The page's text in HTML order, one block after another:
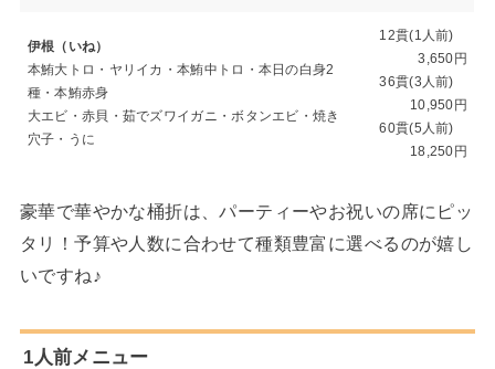
伊根（いね）
本鮪大トロ・ヤリイカ・本鮪中トロ・本日の白身2
種・本鮪赤身
大エビ・赤貝・茹でズワイガニ・ボタンエビ・焼き
穴子・うに
12貫(1人前)
3,650円
36貫(3人前)
10,950円
60貫(5人前)
18,250円
豪華で華やかな桶折は、パーティーやお祝いの席にピッ
タリ！予算や人数に合わせて種類豊富に選べるのが嬉し
いですね♪
1人前メニュー